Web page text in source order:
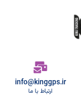
info@kinggps.ir
ارتباط با ما